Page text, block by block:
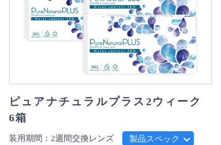
ピュアナチュラルプラス2ウィーク
6箱
装用期間：2週間交換レンズ 製品スペック